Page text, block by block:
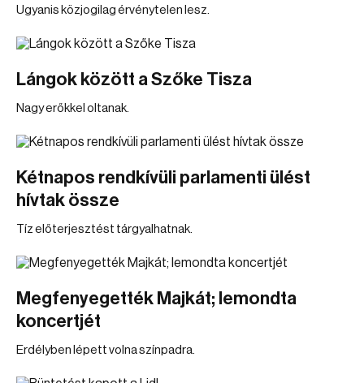
Ugyanis közjogilag érvénytelen lesz.
Lángok között a Szőke Tisza
Nagy erőkkel oltanak.
Kétnapos rendkívüli parlamenti ülést
hívtak össze
Tíz előterjesztést tárgyalhatnak.
Megfenyegették Majkát; lemondta
koncertjét
Erdélyben lépett volna színpadra.